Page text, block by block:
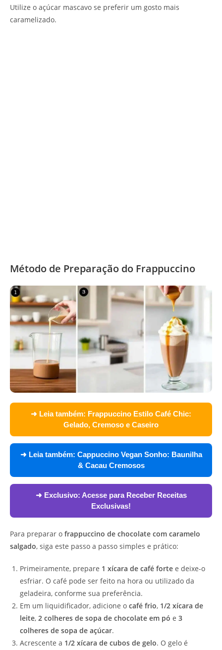
Utilize o açúcar mascavo se preferir um gosto mais
caramelizado.
Método de Preparação do Frappuccino
➜ Leia também: Frappuccino Estilo Café Chic:
Gelado, Cremoso e Caseiro
➜ Leia também: Cappuccino Vegan Sonho: Baunilha
& Cacau Cremosos
➜ Exclusivo: Acesse para Receber Receitas
Exclusivas!
Para preparar o frappuccino de chocolate com caramelo
salgado, siga este passo a passo simples e prático:
Primeiramente, prepare 1 xícara de café forte e deixe-o
esfriar. O café pode ser feito na hora ou utilizado da
geladeira, conforme sua preferência.
Em um liquidificador, adicione o café frio, 1/2 xícara de
leite, 2 colheres de sopa de chocolate em pó e 3
colheres de sopa de açúcar.
Acrescente a 1/2 xícara de cubos de gelo. O gelo é